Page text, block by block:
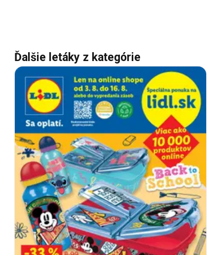
Ďalšie letáky z kategórie